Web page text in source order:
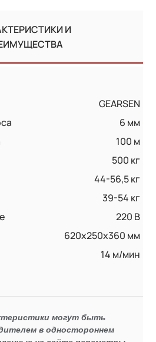
И
GEARSEN
6 мм
100 м
500 кг
44-56,5 кг
39-54 кг
220 В
620x250x360 мм
14 м/мин
могут быть
в одностороннем